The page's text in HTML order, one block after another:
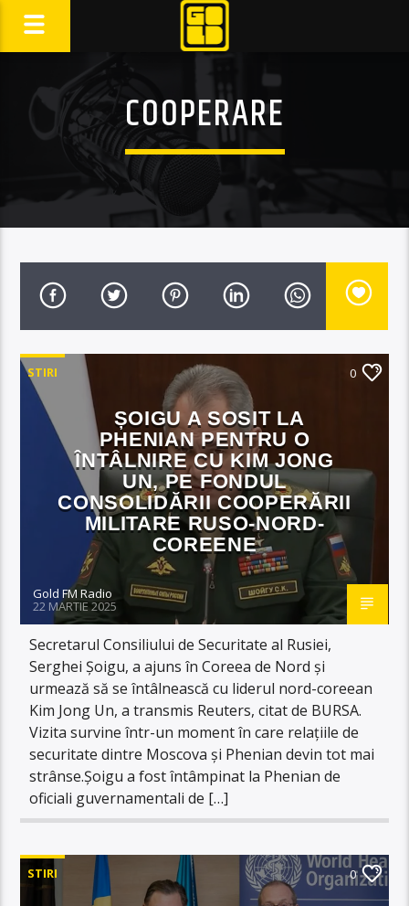
COOPERARE
STIRI 0
ȘOIGU A SOSIT LA
PHENIAN PENTRU O
ÎNTÂLNIRE CU KIM JONG
UN, PE FONDUL
CONSOLIDĂRII COOPERĂRII
MILITARE RUSO-NORD-
COREENE
Gold FM Radio
22 MARTIE 2025
Secretarul Consiliului de Securitate al Rusiei,
Serghei Șoigu, a ajuns în Coreea de Nord și
urmează să se întâlnească cu liderul nord-coreean
Kim Jong Un, a transmis Reuters, citat de BURSA.
Vizita survine într-un moment în care relațiile de
securitate dintre Moscova și Phenian devin tot mai
strânse.Șoigu a fost întâmpinat la Phenian de
oficiali guvernamentali de […]
STIRI 0